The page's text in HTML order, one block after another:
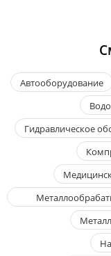
Автооборудование
Гидравлическое